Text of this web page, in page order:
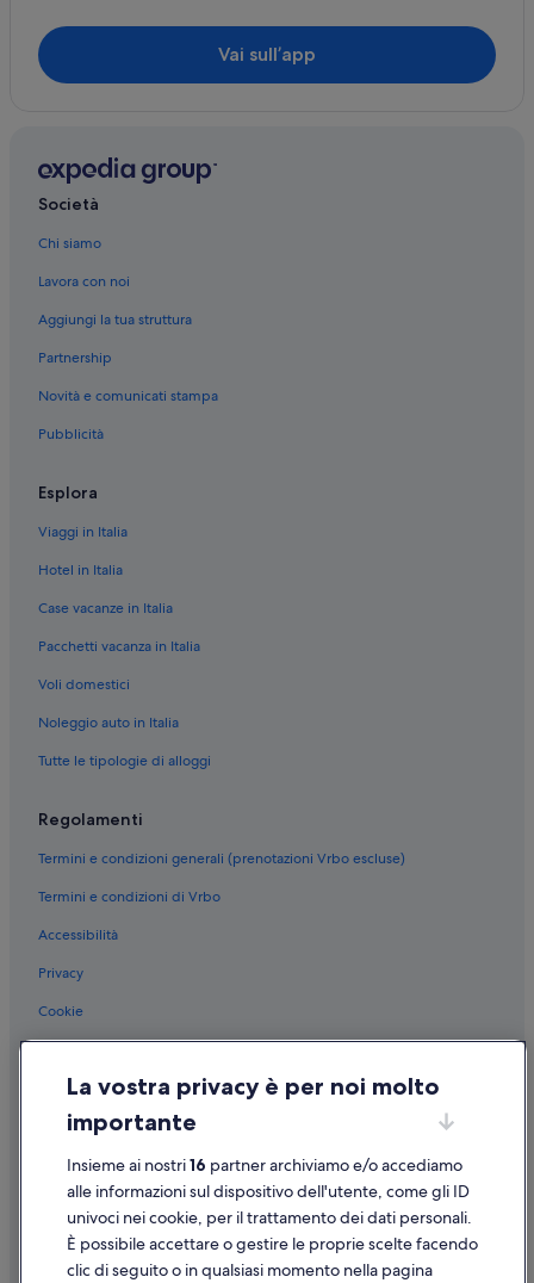
Charvensod: Agriturismi
Charvensod: Case private in affitto
Charvensod: Inn
Charvensod: Affittacamere
Jovencan: Agriturismi
Pont Suaz: Chalet
Pont Suaz: Complessi di appartamenti
Plan Felinaz-Felinaz: Ville
Pila: Ostelli
Pila: Campeggi
Pila: B&B
Pila: Baite
Plein Soleil: Case private in affitto
Charvensod: hotel a 3 stelle
Pila: hotel a 2 stelle
Gressan: hotel a 3 stelle
Gressan: hotel a 4 stelle
Vai sull’app
Società
Chi siamo
Lavora con noi
Aggiungi la tua struttura
Partnership
Novità e comunicati stampa
Pubblicità
Esplora
Viaggi in Italia
Hotel in Italia
Case vacanze in Italia
Pacchetti vacanza in Italia
Voli domestici
Noleggio auto in Italia
Tutte le tipologie di alloggi
Regolamenti
Termini e condizioni generali (prenotazioni Vrbo escluse)
Termini e condizioni di Vrbo
Accessibilità
Privacy
Cookie
Condizioni per l'utilizzo
Informazioni legali/Contatti
Linee guida sui contenuti e segnalazione dei contenuti
Supporto
Assistenza clienti
Contattaci
La vostra privacy è per noi molto
importante
Insieme ai nostri16 partner archiviamo e/o accediamo
alle informazioni sul dispositivo dell'utente, come gli ID
univoci nei cookie, per il trattamento dei dati personali.
È possibile accettare o gestire le proprie scelte facendo
clic di seguito o in qualsiasi momento nella pagina